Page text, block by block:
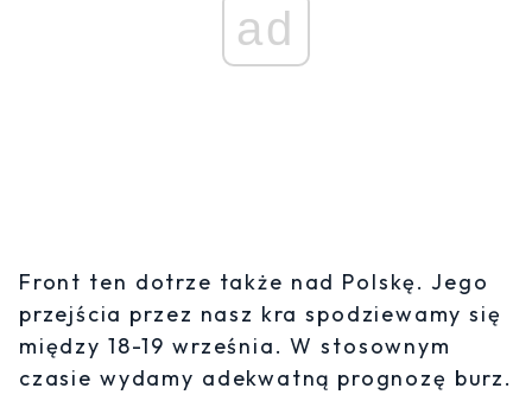
ad
Front ten dotrze także nad Polskę. Jego
przejścia przez nasz kra spodziewamy się
między 18-19 września. W stosownym
czasie wydamy adekwatną prognozę burz.